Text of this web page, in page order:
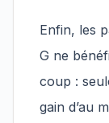
Enfin, les
G ne
coup :
gain d’au